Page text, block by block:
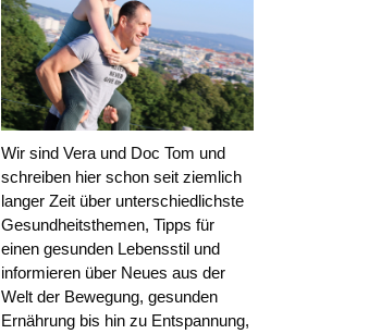
Wir sind Vera und Doc Tom und
schreiben hier schon seit ziemlich
langer Zeit über unterschiedlichste
Gesundheitsthemen, Tipps für
einen gesunden Lebensstil und
informieren über Neues aus der
Welt der Bewegung, gesunden
Ernährung bis hin zu Entspannung,